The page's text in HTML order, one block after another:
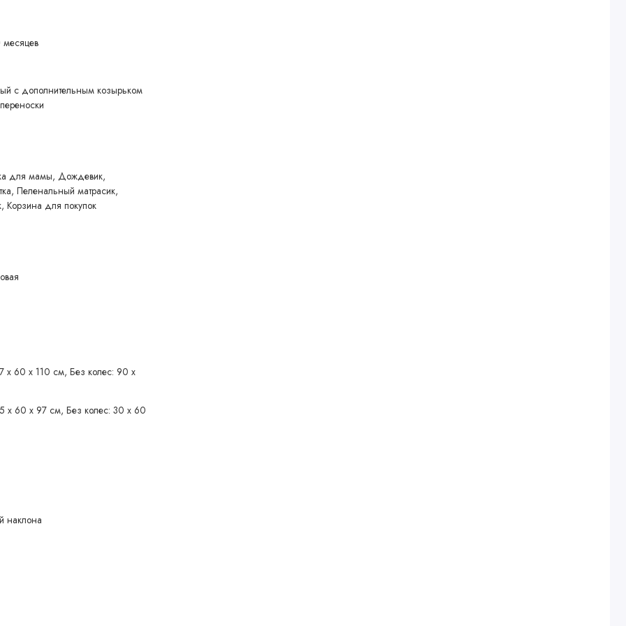
- 36 см.
покупателя вносить изменения в конструкцию,
его свойств.
с дополнительным козырьком
для мамы, Дождевик,
Пеленальный матрасик,
Корзина для покупок
х 60 х 110 см, Без колес: 90 х
х 60 х 97 см, Без колес: 30 х 60
наклона